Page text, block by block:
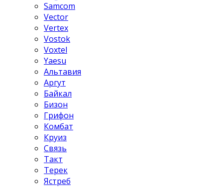
Samcom
Vector
Vertex
Vostok
Voxtel
Yaesu
Альтавия
Аргут
Байкал
Бизон
Грифон
Комбат
Круиз
Связь
Такт
Терек
Ястреб